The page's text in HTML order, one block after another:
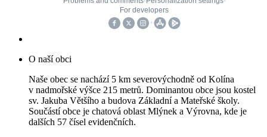
O naší obci
Naše obec se nachází 5 km severovýchodně od Kolína
v nadmořské výšce 215 metrů. Dominantou obce jsou kostel
sv. Jakuba Většího a budova Základní a Mateřské školy.
Součástí obce je chatová oblast Mlýnek a Výrovna, kde je
dalších 57 čísel evidenčních.